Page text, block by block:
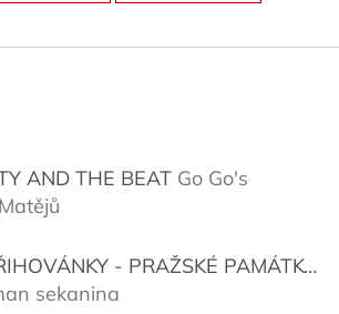
AND THE BEAT Go Go's
produktu je 5 z 5 hvězdiček.
VYSTŘIHOVÁNKY - PRAŽSKÉ PAMÁTKY
produktu je 5 z 5 hvězdiček.
sekanina